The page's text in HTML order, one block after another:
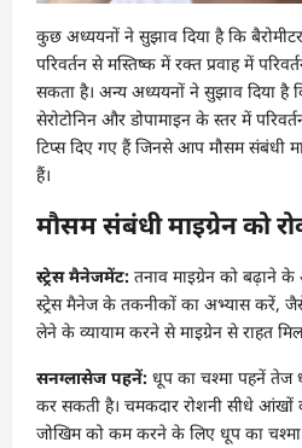
कुछ अध्ययनों ने सुझाव दिया है कि
परिवर्तन से मस्तिष्क में रक्त प्रवाह में
सकता है। अन्य अध्ययनों ने सुझाव दिया है
सेरोटोनिन और डोपामाइन के स्तर में
टिप्स दिए गए हैं जिनसे आप मौसम संबंधी
हैं।
मौसम संबंधी माइग्रेन को
स्ट्रेस मैनेजमेंट: तनाव माइग्रेन को बढ़ाने
स्ट्रेस मैनेज के तकनीकों का अभ्यास करें,
लेने के व्यायाम करने से माइग्रेन से राहत
सनग्लासेज पहनें: धूप का चश्मा पहनें तेज
कर सकती है। चमकदार रोशनी सीधे आंखों
जोखिम को कम करने के लिए धूप का चश्मा